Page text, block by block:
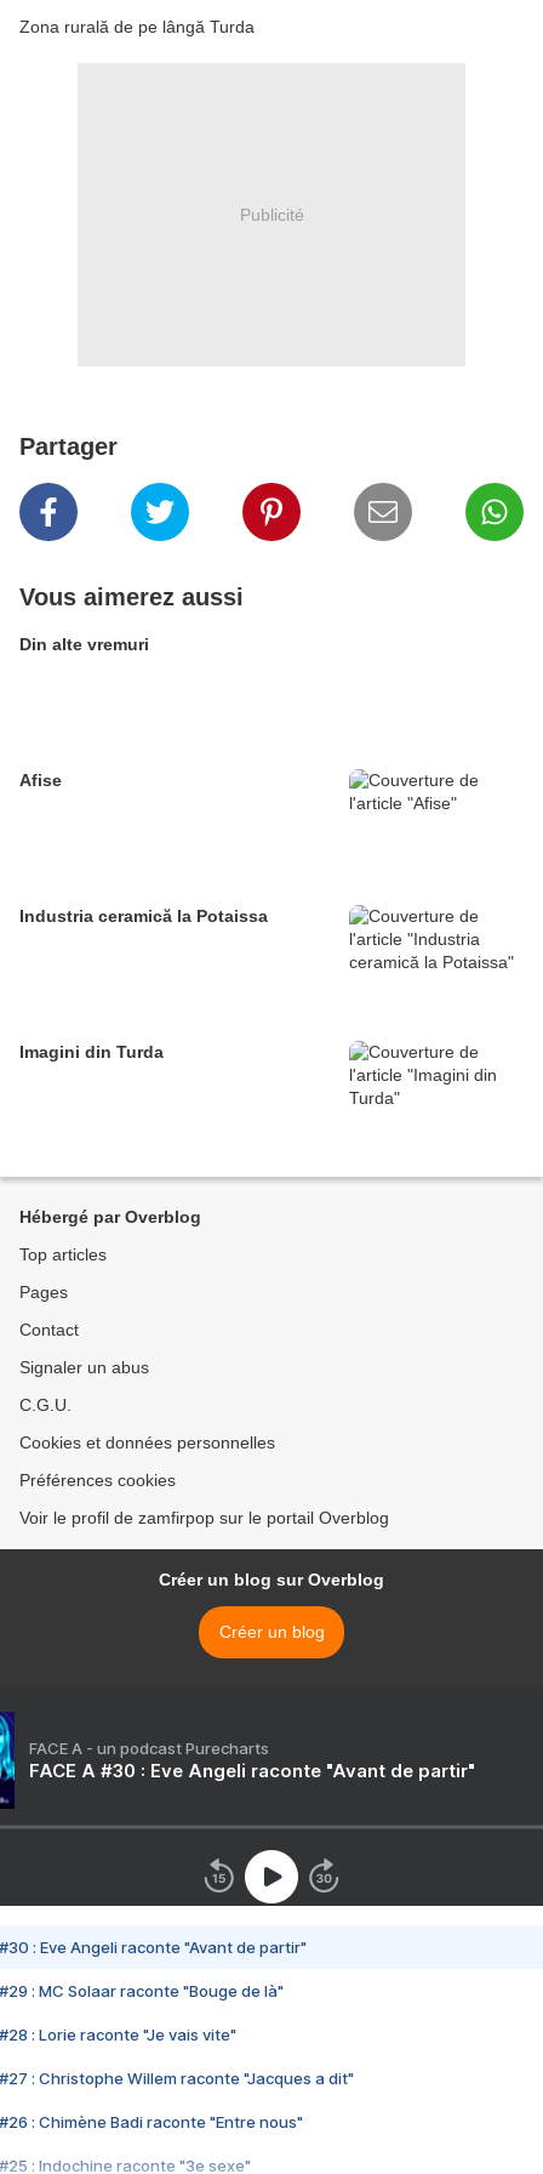
Zona rurală de pe lângă Turda
Publicité
Partager
Vous aimerez aussi
Din alte vremuri
Afise
Industria ceramică la Potaissa
Imagini din Turda
Hébergé par Overblog
Top articles
Pages
Contact
Signaler un abus
C.G.U.
Cookies et données personnelles
Préférences cookies
Voir le profil de zamfirpop sur le portail Overblog
Créer un blog sur Overblog
Créer un blog
FACE A - un podcast Purecharts
FACE A #30 : Eve Angeli raconte "Avant de partir"
#30 : Eve Angeli raconte "Avant de partir"
#29 : MC Solaar raconte "Bouge de là"
#28 : Lorie raconte "Je vais vite"
#27 : Christophe Willem raconte "Jacques a dit"
#26 : Chimène Badi raconte "Entre nous"
#25 : Indochine raconte "3e sexe"